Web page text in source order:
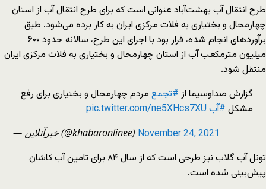
طرح انتقال آب بهشت‌آباد عنوانی است که برای طرح انتقال آب از استان
چهارمحال و بختیاری به فلات مرکزی ایران به کار برده می‌شود. طبق
برآوردهای انجام شده، قرار بود با اجرای این طرح، سالانه حدود ۶۰۰
میلیون مترمکعب آب از استان چهارمحال و بختیاری به فلات مرکزی ایران
منتقل شود.
گزارش صداوسیما از #تجمع مردم چهارمحال و بختیاری برای رفع
مشکل #آبpic.twitter.com/ne5XHcs7XU
— خبرآنلاين (@khabaronlinee) November 24, 2021
تونل آب گلاب نیز طرحی است که از سال ۸۴ برای تامین آب کاشان
پیش‌بینی شده است.